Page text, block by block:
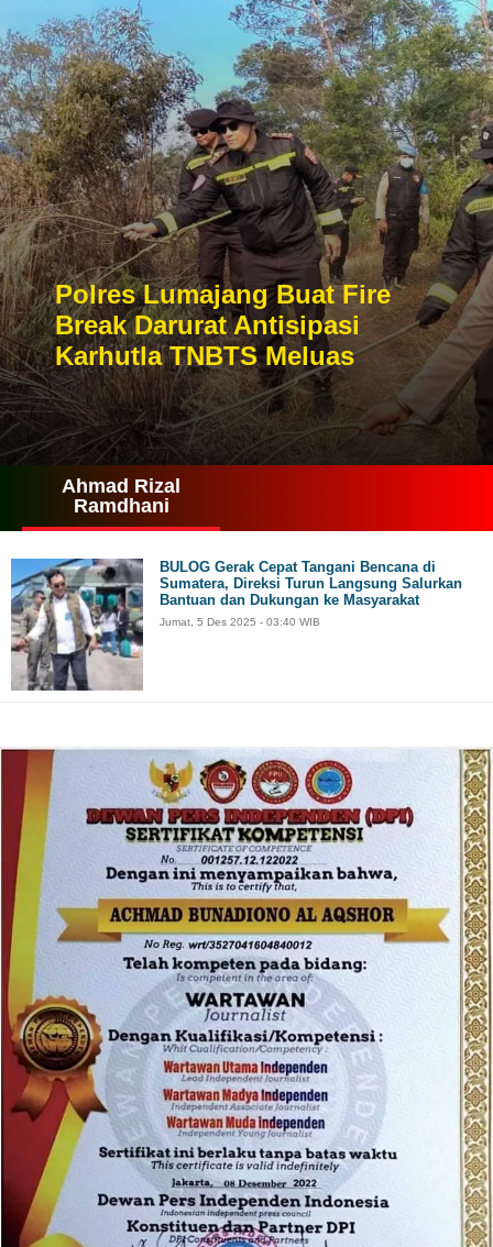
Polres Lumajang Buat Fire
Break Darurat Antisipasi
Karhutla TNBTS Meluas
Ahmad Rizal
Ramdhani
BULOG Gerak Cepat Tangani Bencana di
Sumatera, Direksi Turun Langsung Salurkan
Bantuan dan Dukungan ke Masyarakat
Jumat, 5 Des 2025 - 03:40 WIB